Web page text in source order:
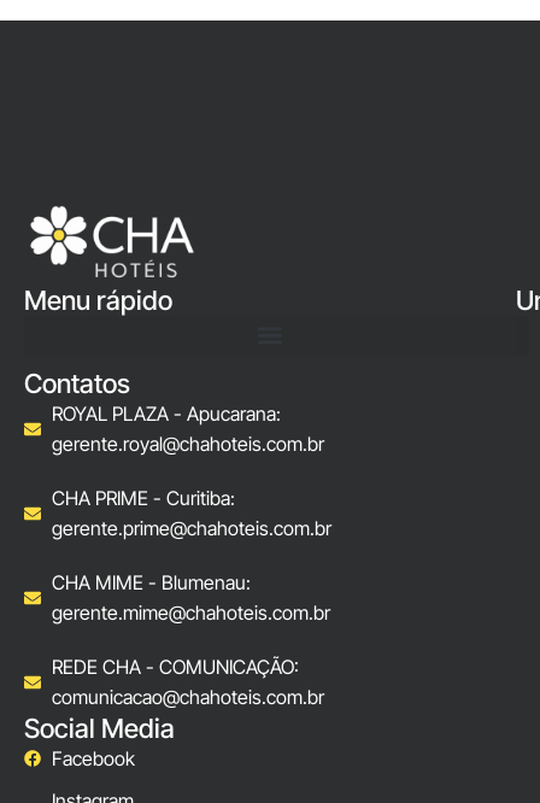
Menu rápido
Contatos
ROYAL PLAZA - Apucarana:
gerente.royal@chahoteis.com.br
CHA PRIME - Curitiba:
gerente.prime@chahoteis.com.br
CHA MIME - Blumenau:
gerente.mime@chahoteis.com.br
REDE CHA - COMUNICAÇÃO:
comunicacao@chahoteis.com.br
Social Media
Facebook